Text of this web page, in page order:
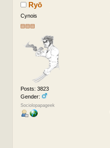
Ryō
Cynois
Posts: 3823
Gender:
Sociolopapageek